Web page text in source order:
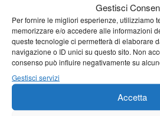
Gestisci
Per fornire le migliori esperienze, utilizziamo
memorizzare e/o accedere alle informazioni
queste tecnologie ci permetterà di elaborare
navigazione o ID unici su questo sito. Non
consenso può influire negativamente su
Gestisci servizi
Accetta
Barga
24°C|34°C
Castelnuovo Garfagnana